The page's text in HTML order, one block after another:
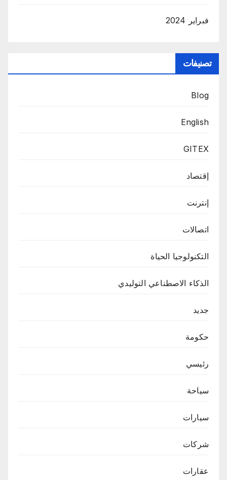
فبراير 2024
تصنيفات
Blog
English
GITEX
إقتصاد
إنترنت
اتصالات
التكنولوجيا الحياة
الذكاء الاصطناعي التوليدي
جديد
حكومة
رئيسي
سياحة
سيارات
شركات
عقارات